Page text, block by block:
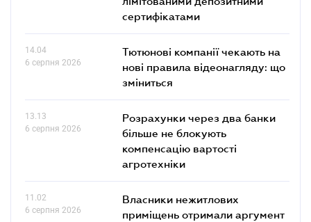
сертифікатами
14.04
6 серпня 2026
Тютюнові компанії чекають на
нові правила відеонагляду: що
зміниться
13.13
6 серпня 2026
Розрахунки через два банки
більше не блокують
компенсацію вартості
агротехніки
11.02
6 серпня 2026
Власники нежитлових
приміщень отримали аргумент